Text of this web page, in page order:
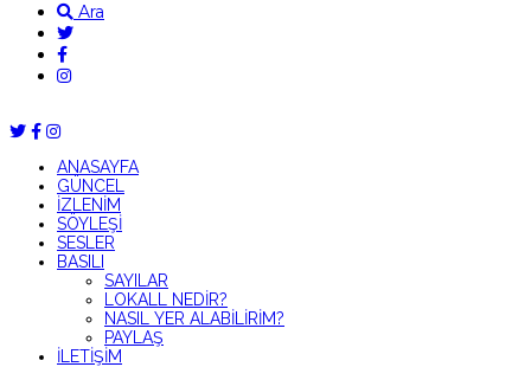
Ara
ANASAYFA
GÜNCEL
İZLENİM
SÖYLEŞİ
SESLER
BASILI
SAYILAR
LOKALL NEDİR?
NASIL YER ALABİLİRİM?
PAYLAŞ
İLETİŞİM